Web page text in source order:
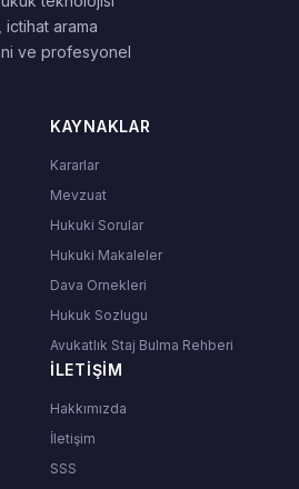
arama
ve profesyonel
KAYNAKLAR
Kararlar
Mevzuat
Hukuki Sorular
Hukuki Makaleler
Dava Ornekleri
Hukuk Sozlugu
Avukatlık Staj Bulma Rehberi
İLETIŞIM
Hakkımızda
İletişim
SSS